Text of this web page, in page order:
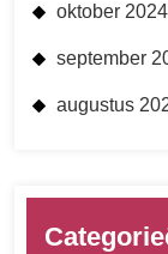
oktober 2024
september
augustus